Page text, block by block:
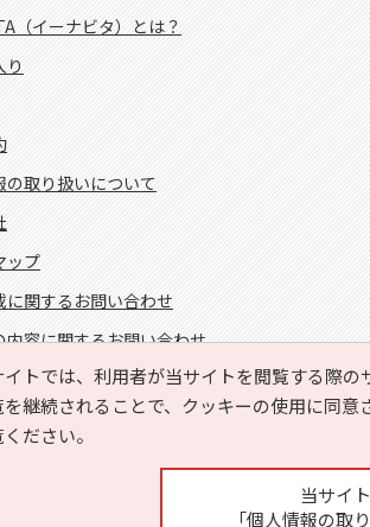
イトでは、利用者が当サイトを閲覧する際
を継続されることで、クッキーの使用に同意
ださい。
当サイ
「個人情報の取
（イーナビタ）とは？
り
の取り扱いについて
ップ
に関するお問い合わせ
内容に関するお問い合わせ
US!